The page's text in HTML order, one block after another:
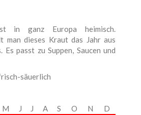
in ganz Europa heimisch.
man dieses Kraut das Jahr aus
Es passt zu Suppen, Saucen und
säuerlich
M J J A S O N D